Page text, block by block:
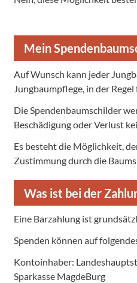
Mein
Auf Wunsch kann jeder
Jungbaumpflege, in der
Die Spendenbaumschilder
Beschädigung oder Verlust
Es besteht die Möglichkeit,
Zustimmung durch die
Was ist bei der
Eine Barzahlung ist
Spenden können auf
Kontoinhaber:
Sparkasse MagdeBurg